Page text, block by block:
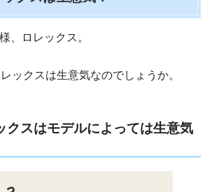
、ロレックス。
ックスは生意気なのでしょうか。
クスはモデルによっては生意気